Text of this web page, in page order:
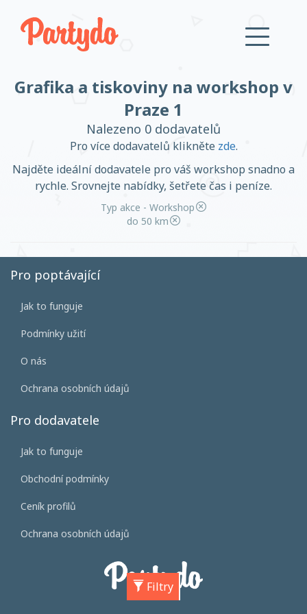
Založit účet
Přihlásit se
Založit účet
Filtry
Grafika a tiskoviny na workshop v
Praze 1
Nalezeno 0 dodavatelů
Pro více dodavatelů klikněte zde.
Najděte ideální dodavatele pro váš workshop snadno a
rychle. Srovnejte nabídky, šetřete čas i peníze.
Typ akce - Workshop
do 50 km
Pro poptávající
Jak to funguje
Podmínky užití
O nás
Ochrana osobních údajů
Pro dodavatele
Jak to funguje
Obchodní podmínky
Ceník profilů
Ochrana osobních údajů